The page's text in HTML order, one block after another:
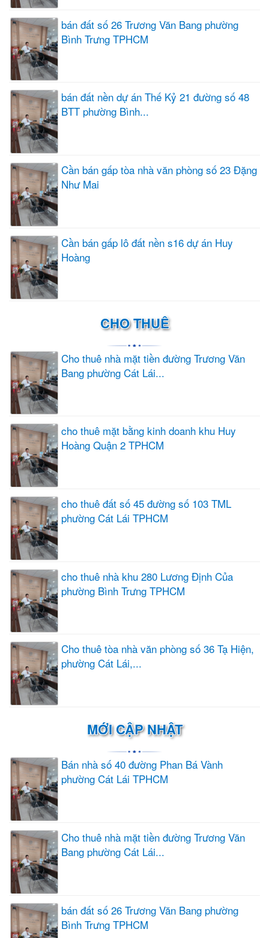
bán đất số 26 Trương Văn Bang phường
Bình Trưng TPHCM
bán đất nền dự án Thế Kỷ 21 đường số 48
BTT phường Bình...
Cần bán gấp tòa nhà văn phòng số 23 Đặng
Như Mai
Cần bán gấp lô đất nền s16 dự án Huy
Hoàng
CHO THUÊ
Cho thuê nhà mặt tiền đường Trương Văn
Bang phường Cát Lái...
cho thuê mặt bằng kinh doanh khu Huy
Hoàng Quận 2 TPHCM
cho thuê đất số 45 đường số 103 TML
phường Cát Lái TPHCM
cho thuê nhà khu 280 Lương Định Của
phường Bình Trưng TPHCM
Cho thuê tòa nhà văn phòng số 36 Tạ Hiện,
phường Cát Lái,...
MỚI CẬP NHẬT
Bán nhà số 40 đường Phan Bá Vành
phường Cát Lái TPHCM
Cho thuê nhà mặt tiền đường Trương Văn
Bang phường Cát Lái...
bán đất số 26 Trương Văn Bang phường
Bình Trưng TPHCM